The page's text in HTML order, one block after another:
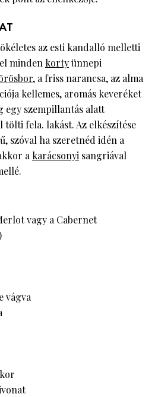
az esti kandalló melletti
minden kortyünnepi
, a friss narancsa, az alma
kellemes, aromás keveréket
egy szempillantás alatt
fela. lakást. Az elkészítése
szóval ha szeretnéd idén a
akarácsonyi sangriával
vagy a Cabernet
vágva